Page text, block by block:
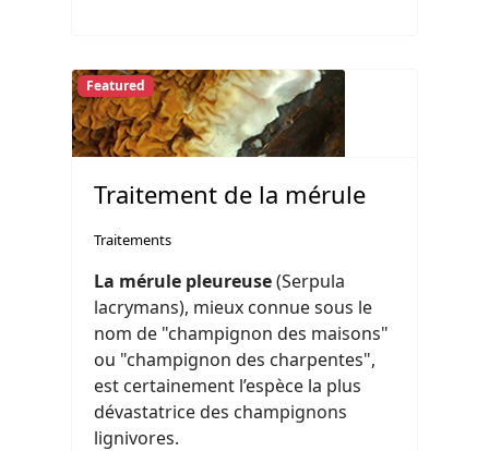
Featured
Traitement de la mérule
Traitements
La mérule pleureuse(Serpula
lacrymans), mieux connue sous le
nom de "champignon des maisons"
ou "champignon des charpentes",
est certainement l’espèce la plus
dévastatrice des champignons
lignivores.